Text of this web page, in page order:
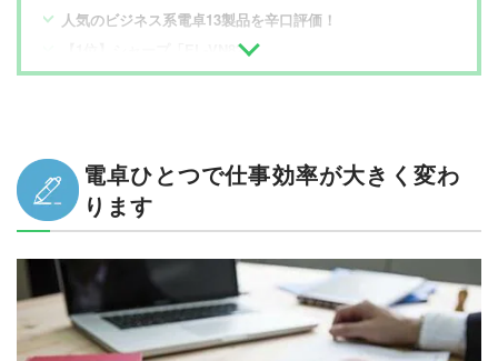
人気のビジネス系電卓13製品を辛口評価！
【1位】シャープ「EL-VN82」
【2位】キヤノン「HS-1250WUC」
【5位】シャープ「EL-SA72-x」
【6位】カシオ「JF-200RC」
【7位】シチズン「DM1240」
【8位】カシオ「DS-20WK」
【9位】シャープ「EL-S752K」
【10位】シャープ「EL-N732K コンパクト版」
惜しくもベスト10から漏れたのはこちらの製品
電卓ひとつで仕事効率が大きく変わ
ります